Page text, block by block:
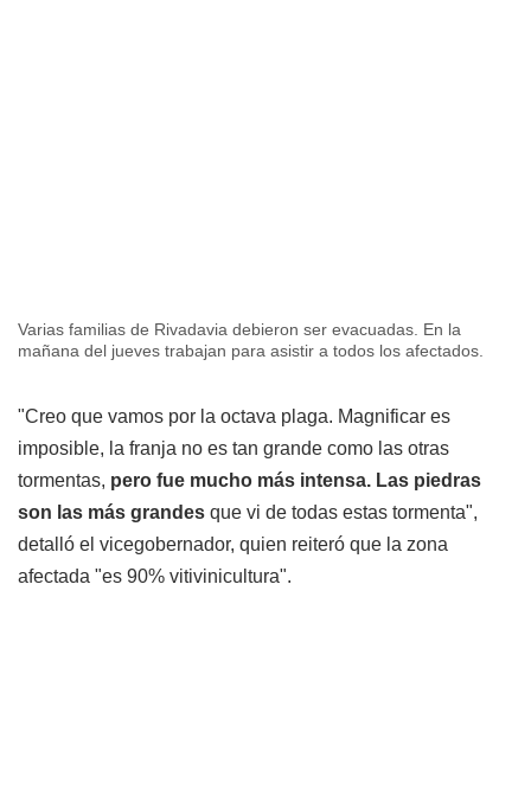
Varias familias de Rivadavia debieron ser evacuadas. En la
mañana del jueves trabajan para asistir a todos los afectados.
"Creo que vamos por la octava plaga. Magnificar es
imposible, la franja no es tan grande como las otras
tormentas, pero fue mucho más intensa. Las piedras
son las más grandes que vi de todas estas tormenta",
detalló el vicegobernador, quien reiteró que la zona
afectada "es 90% vitivinicultura".